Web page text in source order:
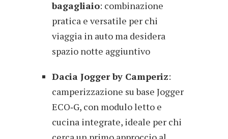
bagagliaio: combinazione
pratica e versatile per chi
viaggia in auto ma desidera
spazio notte aggiuntivo
Dacia Jogger by Camperiz:
camperizzazione su base Jogger
ECO‑G, con modulo letto e
cucina integrate, ideale per chi